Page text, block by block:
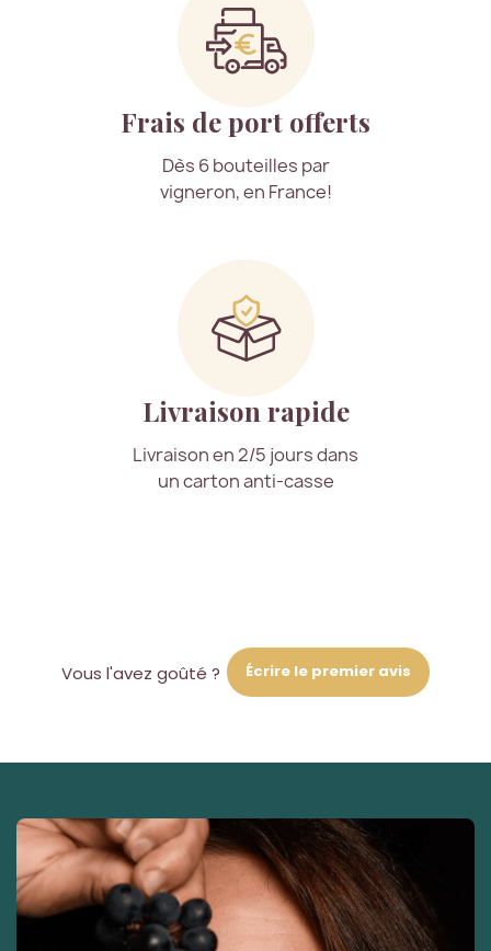
Frais de port offerts
Dès 6 bouteilles par
vigneron, en France!
Livraison rapide
Livraison en 2/5 jours dans
un carton anti-casse
Vous l'avez goûté ? Écrire le premier avis